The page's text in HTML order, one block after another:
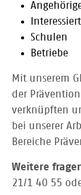
Schulen
Betriebe
Mit unserem
der
verknüpften
bei unserer
Bereiche
Weitere
21/1 40 55